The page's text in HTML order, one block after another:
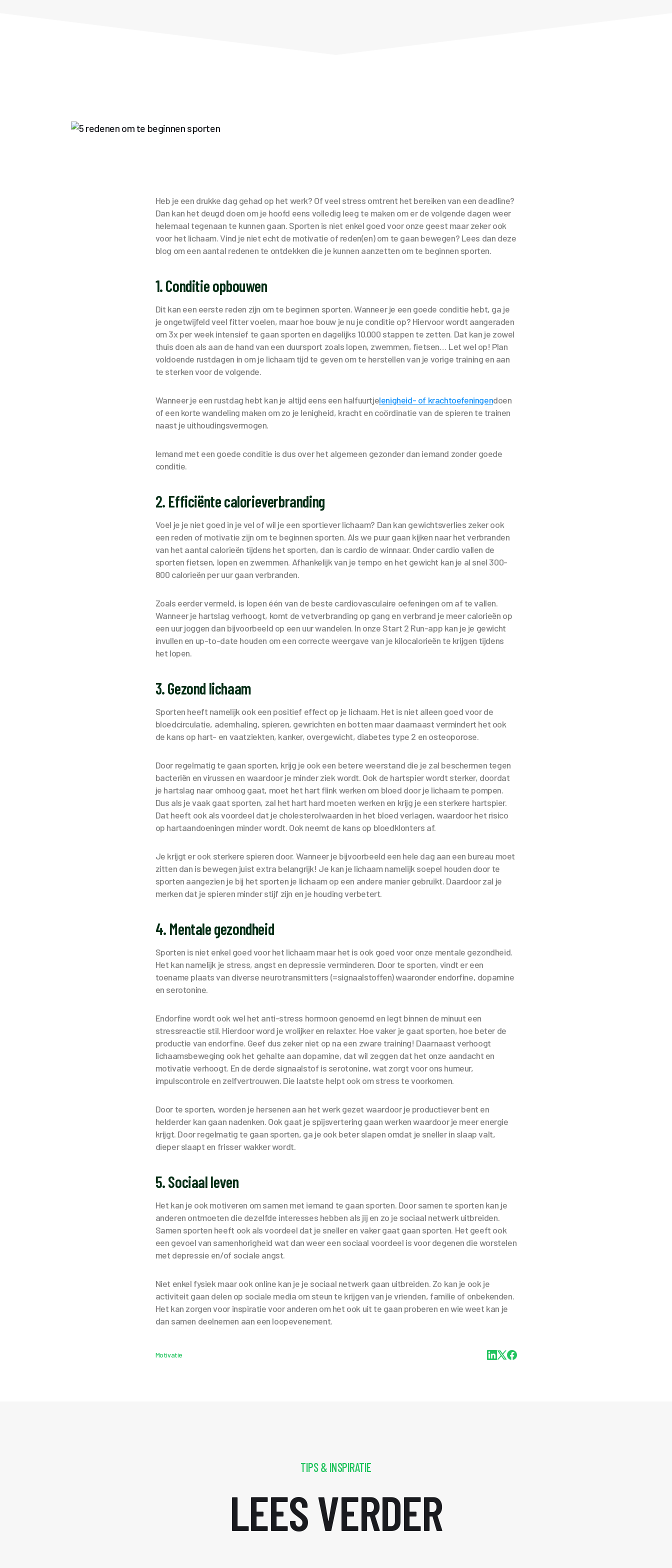
Heb je een drukke dag gehad op het werk? Of veel stress omtrent het bereiken van een deadline?
Dan kan het deugd doen om je hoofd eens volledig leeg te maken om er de volgende dagen weer
helemaal tegenaan te kunnen gaan. Sporten is niet enkel goed voor onze geest maar zeker ook
voor het lichaam. Vind je niet echt de motivatie of reden(en) om te gaan bewegen? Lees dan deze
blog om een aantal redenen te ontdekken die je kunnen aanzetten om te beginnen sporten.
1. Conditie opbouwen
Dit kan een eerste reden zijn om te beginnen sporten. Wanneer je een goede conditie hebt, ga je
je ongetwijfeld veel fitter voelen, maar hoe bouw je nu je conditie op? Hiervoor wordt aangeraden
om 3x per week intensief te gaan sporten en dagelijks 10.000 stappen te zetten. Dat kan je zowel
thuis doen als aan de hand van een duursport zoals lopen, zwemmen, fietsen… Let wel op! Plan
voldoende rustdagen in om je lichaam tijd te geven om te herstellen van je vorige training en aan
te sterken voor de volgende.
Wanneer je een rustdag hebt kan je altijd eens een halfuurtjelenigheid- of krachtoefeningendoen
of een korte wandeling maken om zo je lenigheid, kracht en coördinatie van de spieren te trainen
naast je uithoudingsvermogen.
Iemand met een goede conditie is dus over het algemeen gezonder dan iemand zonder goede
conditie.
2. Efficiënte calorieverbranding
Voel je je niet goed in je vel of wil je een sportiever lichaam? Dan kan gewichtsverlies zeker ook
een reden of motivatie zijn om te beginnen sporten. Als we puur gaan kijken naar het verbranden
van het aantal calorieën tijdens het sporten, dan is cardio de winnaar. Onder cardio vallen de
sporten fietsen, lopen en zwemmen. Afhankelijk van je tempo en het gewicht kan je al snel 300-
800 calorieën per uur gaan verbranden.
Zoals eerder vermeld, is lopen één van de beste cardiovasculaire oefeningen om af te vallen.
Wanneer je hartslag verhoogt, komt de vetverbranding op gang en verbrand je meer calorieën op
een uur joggen dan bijvoorbeeld op een uur wandelen. In onze Start 2 Run-app kan je je gewicht
invullen en up-to-date houden om een correcte weergave van je kilocalorieën te krijgen tijdens
het lopen.
3. Gezond lichaam
Sporten heeft namelijk ook een positief effect op je lichaam. Het is niet alleen goed voor de
bloedcirculatie, ademhaling, spieren, gewrichten en botten maar daarnaast vermindert het ook
de kans op hart- en vaatziekten, kanker, overgewicht, diabetes type 2 en osteoporose.
Door regelmatig te gaan sporten, krijg je ook een betere weerstand die je zal beschermen tegen
bacteriën en virussen en waardoor je minder ziek wordt. Ook de hartspier wordt sterker, doordat
je hartslag naar omhoog gaat, moet het hart flink werken om bloed door je lichaam te pompen.
Dus als je vaak gaat sporten, zal het hart hard moeten werken en krijg je een sterkere hartspier.
Dat heeft ook als voordeel dat je cholesterolwaarden in het bloed verlagen, waardoor het risico
op hartaandoeningen minder wordt. Ook neemt de kans op bloedklonters af.
Je krijgt er ook sterkere spieren door. Wanneer je bijvoorbeeld een hele dag aan een bureau moet
zitten dan is bewegen juist extra belangrijk! Je kan je lichaam namelijk soepel houden door te
sporten aangezien je bij het sporten je lichaam op een andere manier gebruikt. Daardoor zal je
merken dat je spieren minder stijf zijn en je houding verbetert.
4. Mentale gezondheid
Sporten is niet enkel goed voor het lichaam maar het is ook goed voor onze mentale gezondheid.
Het kan namelijk je stress, angst en depressie verminderen. Door te sporten, vindt er een
toename plaats van diverse neurotransmitters (=signaalstoffen) waaronder endorfine, dopamine
en serotonine.
Endorfine wordt ook wel het anti-stress hormoon genoemd en legt binnen de minuut een
stressreactie stil. Hierdoor word je vrolijker en relaxter. Hoe vaker je gaat sporten, hoe beter de
productie van endorfine. Geef dus zeker niet op na een zware training! Daarnaast verhoogt
lichaamsbeweging ook het gehalte aan dopamine, dat wil zeggen dat het onze aandacht en
motivatie verhoogt. En de derde signaalstof is serotonine, wat zorgt voor ons humeur,
impulscontrole en zelfvertrouwen. Die laatste helpt ook om stress te voorkomen.
Door te sporten, worden je hersenen aan het werk gezet waardoor je productiever bent en
helderder kan gaan nadenken. Ook gaat je spijsvertering gaan werken waardoor je meer energie
krijgt. Door regelmatig te gaan sporten, ga je ook beter slapen omdat je sneller in slaap valt,
dieper slaapt en frisser wakker wordt.
5. Sociaal leven
Het kan je ook motiveren om samen met iemand te gaan sporten. Door samen te sporten kan je
anderen ontmoeten die dezelfde interesses hebben als jij en zo je sociaal netwerk uitbreiden.
Samen sporten heeft ook als voordeel dat je sneller en vaker gaat gaan sporten. Het geeft ook
een gevoel van samenhorigheid wat dan weer een sociaal voordeel is voor degenen die worstelen
met depressie en/of sociale angst.
Niet enkel fysiek maar ook online kan je je sociaal netwerk gaan uitbreiden. Zo kan je ook je
activiteit gaan delen op sociale media om steun te krijgen van je vrienden, familie of onbekenden.
Het kan zorgen voor inspiratie voor anderen om het ook uit te gaan proberen en wie weet kan je
dan samen deelnemen aan een loopevenement.
Motivatie
TIPS & INSPIRATIE
LEES VERDER